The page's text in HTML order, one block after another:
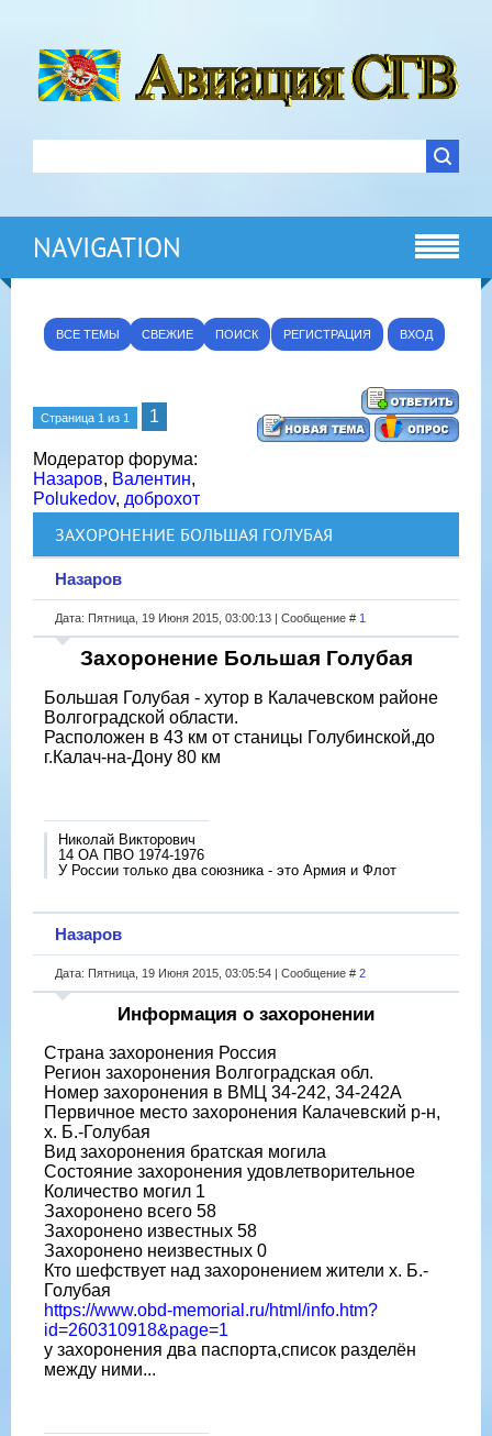
NAVIGATION
ВСЕ ТЕМЫ СВЕЖИЕ ПОИСК РЕГИСТРАЦИЯ ВХОД
Страница 1 из 1 1
Модератор форума:
Назаров, Валентин,
Polukedov, доброхот
ЗАХОРОНЕНИЕ БОЛЬШАЯ ГОЛУБАЯ
Назаров
Дата: Пятница, 19 Июня 2015, 03:00:13 | Сообщение # 1
Захоронение Большая Голубая
Большая Голубая - хутор в Калачевском районе
Волгоградской области.
Расположен в 43 км от станицы Голубинской,до
г.Калач-на-Дону 80 км
Николай Викторович
14 ОА ПВО 1974-1976
У России только два союзника - это Армия и Флот
Назаров
Дата: Пятница, 19 Июня 2015, 03:05:54 | Сообщение # 2
Информация о захоронении
Страна захоронения Россия
Регион захоронения Волгоградская обл.
Номер захоронения в ВМЦ 34-242, 34-242А
Первичное место захоронения Калачевский р-н,
х. Б.-Голубая
Вид захоронения братская могила
Состояние захоронения удовлетворительное
Количество могил 1
Захоронено всего 58
Захоронено известных 58
Захоронено неизвестных 0
Кто шефствует над захоронением жители х. Б.-
Голубая
https://www.obd-memorial.ru/html/info.htm?
id=260310918&page=1
у захоронения два паспорта,список разделён
между ними...